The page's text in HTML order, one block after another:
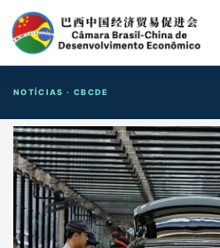
NOTÍCIAS · CBCDE